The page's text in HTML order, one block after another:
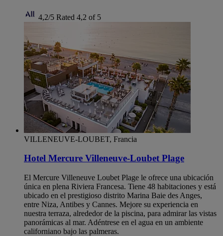
4,2/5 Rated 4,2 of 5
VILLENEUVE-LOUBET, Francia
Hotel Mercure Villeneuve-Loubet Plage
El Mercure Villeneuve Loubet Plage le ofrece una ubicación
única en plena Riviera Francesa. Tiene 48 habitaciones y está
ubicado en el prestigioso distrito Marina Baie des Anges,
entre Niza, Antibes y Cannes. Mejore su experiencia en
nuestra terraza, alrededor de la piscina, para admirar las vistas
panorámicas al mar. Adéntrese en el agua en un ambiente
californiano bajo las palmeras.